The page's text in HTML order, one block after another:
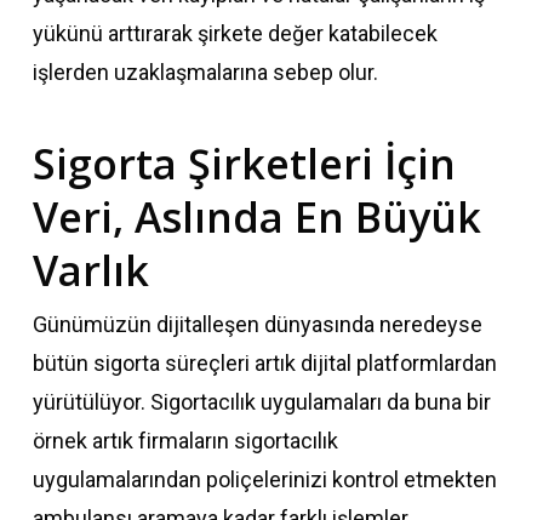
yükünü arttırarak şirkete değer katabilecek
işlerden uzaklaşmalarına sebep olur.
Sigorta Şirketleri İçin
Veri, Aslında En Büyük
Varlık
Günümüzün dijitalleşen dünyasında neredeyse
bütün sigorta süreçleri artık dijital platformlardan
yürütülüyor. Sigortacılık uygulamaları da buna bir
örnek artık firmaların sigortacılık
uygulamalarından poliçelerinizi kontrol etmekten